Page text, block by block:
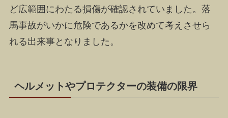
ど広範囲にわたる損傷が確認されていました。落
馬事故がいかに危険であるかを改めて考えさせら
れる出来事となりました。
ヘルメットやプロテクターの装備の限界